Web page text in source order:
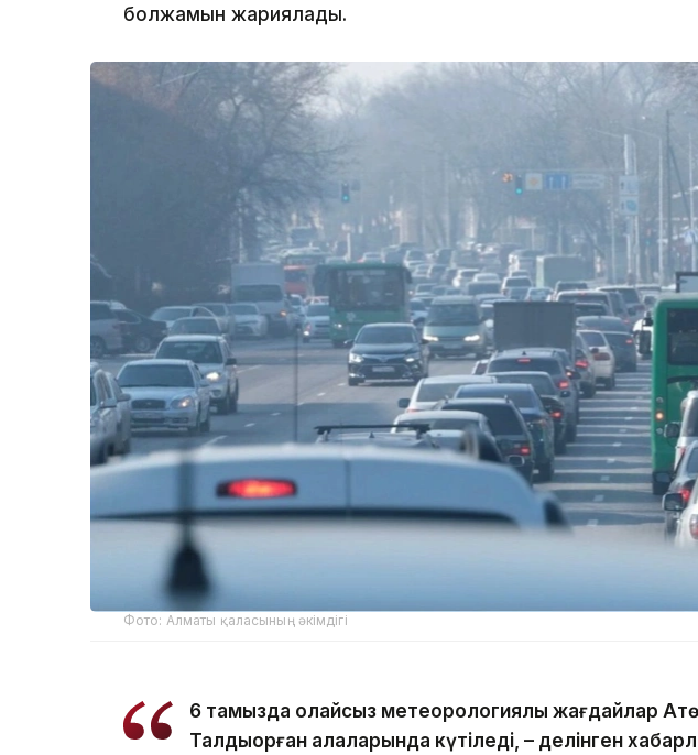
болжамын жариялады.
Фото: Алматы қаласының әкімдігі
6 тамызда қолайсыз метеорологиялық жағдайлар
Талдықорған қалаларында күтіледі, – делінген